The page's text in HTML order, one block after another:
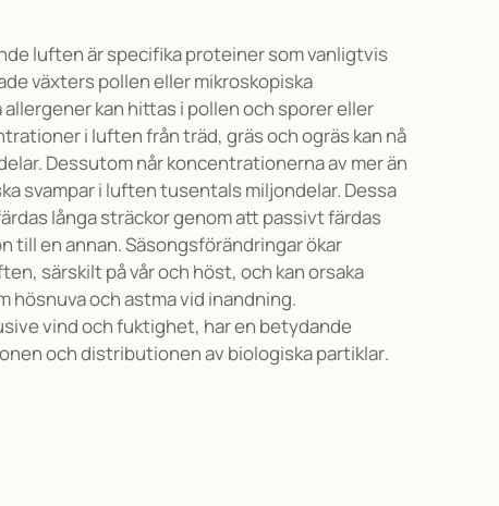
luften är specifika proteiner som vanligtvis
växters polleneller mikroskopiska
kan hittas i pollen och sporer eller
i luften från träd, gräs och ogräs kan nå
Dessutom når koncentrationerna av mer än
svampar i luften tusentals miljondelar. Dessa
långa sträckor genom att passivt färdas
till en annan.Säsongsförändringar ökar
särskilt på vår och höst, och kan orsaka
hösnuva och astma vid inandning.
vind och fuktighet, har en betydande
och distributionen av biologiska partiklar.